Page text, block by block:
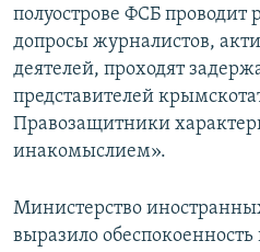
полуострове ФСБ проводит
допросы журналистов,
деятелей, проходят
представителей
Правозащитники
инакомыслием».
Министерство
выразило